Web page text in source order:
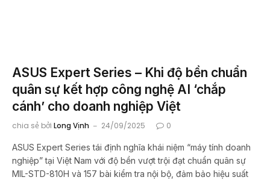
ASUS Expert Series – Khi độ bền chuẩn
quân sự kết hợp công nghệ AI ‘chắp
cánh’ cho doanh nghiệp Việt
chia sẻ bởi Long Vịnh 24/09/2025 0
ASUS Expert Series tái định nghĩa khái niệm “máy tính doanh
nghiệp” tại Việt Nam với độ bền vượt trội đạt chuẩn quân sự
MIL-STD-810H và 157 bài kiểm tra nội bộ, đảm bảo hiệu suất